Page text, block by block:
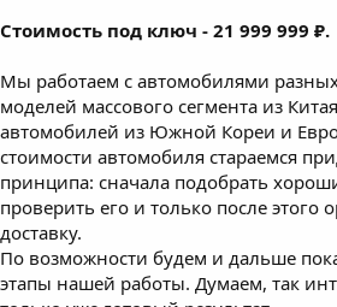
Стоимость под ключ - 21 999 999 ₽.
Мы работаем с автомобилями
моделей массового сегмента из
автомобилей из Южной Кореи и
стоимости автомобиля стараемся
принципа: сначала подобрать
проверить его и только после этого
доставку.
По возможности будем и дальше
этапы нашей работы. Думаем, так